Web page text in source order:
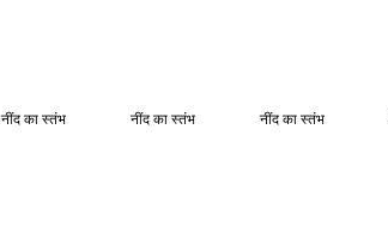
नींद का स्तंभ नींद का स्तंभ नींद का स्तंभ